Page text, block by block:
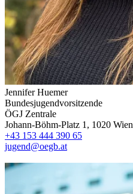
Jennifer Huemer
Bundesjugendvorsitzende
ÖGJ Zentrale
Johann-Böhm-Platz 1, 1020 Wien
+43 153 444 390 65
jugend@oegb.at